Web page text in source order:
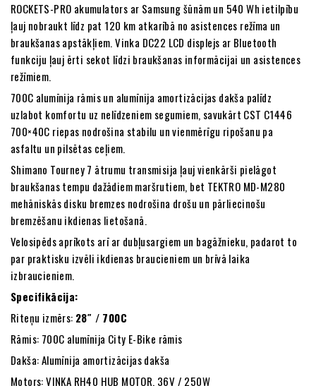
ROCKETS-PRO akumulators ar Samsung šūnām un 540 Wh ietilpību
ļauj nobraukt līdz pat 120 km atkarībā no asistences režīma un
braukšanas apstākļiem. Vinka DC22 LCD displejs ar Bluetooth
funkciju ļauj ērti sekot līdzi braukšanas informācijai un asistences
režīmiem.
700C alumīnija rāmis un alumīnija amortizācijas dakša palīdz
uzlabot komfortu uz nelīdzeniem segumiem, savukārt CST C1446
700×40C riepas nodrošina stabilu un vienmērīgu ripošanu pa
asfaltu un pilsētas ceļiem.
Shimano Tourney 7 ātrumu transmisija ļauj vienkārši pielāgot
braukšanas tempu dažādiem maršrutiem, bet TEKTRO MD-M280
mehāniskās disku bremzes nodrošina drošu un pārliecinošu
bremzēšanu ikdienas lietošanā.
Velosipēds aprīkots arī ar dubļusargiem un bagāžnieku, padarot to
par praktisku izvēli ikdienas braucieniem un brīvā laika
izbraucieniem.
Specifikācija:
Riteņu izmērs: 28″ / 700C
Rāmis: 700C alumīnija City E-Bike rāmis
Dakša: Alumīnija amortizācijas dakša
Motors: VINKA RH40 HUB MOTOR, 36V / 250W